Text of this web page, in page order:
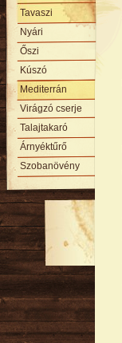
Tavaszi
Nyári
Őszi
Kúszó
Mediterrán
Virágzó cserje
Talajtakaró
Árnyéktűrő
Szobanövény